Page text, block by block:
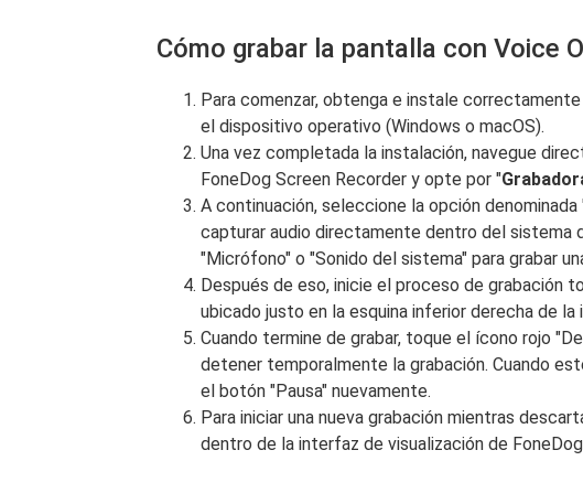
Cómo grabar la pantalla con Voice
Para comenzar, obtenga e instale
el dispositivo operativo (Windows o macOS).
Una vez completada la instalación, navegue
FoneDog Screen Recorder y opte por "
A continuación, seleccione la opción denominada
capturar audio directamente dentro del sistema
"Micrófono" o "Sonido del sistema" para grabar
Después de eso, inicie el proceso de grabación
ubicado justo en la esquina inferior derecha de
Cuando termine de grabar, toque el ícono rojo
detener temporalmente la grabación. Cuando
el botón "Pausa" nuevamente.
Para iniciar una nueva grabación mientras
dentro de la interfaz de visualización de